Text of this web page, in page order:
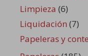
Limpieza (6)
Liquidación (7)
Papeleras y